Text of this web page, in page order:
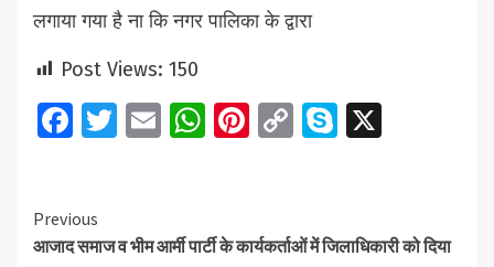
लगाया गया है ना कि नगर पालिका के द्वारा
Post Views: 150
Facebook
Twitter
EmailWhatsApp
Pinterest
CopySkype
Continue
Reading
Previous
आजाद समाज व भीम आर्मी पार्टी के कार्यकर्ताओं में जिलाधिकारी को दिया